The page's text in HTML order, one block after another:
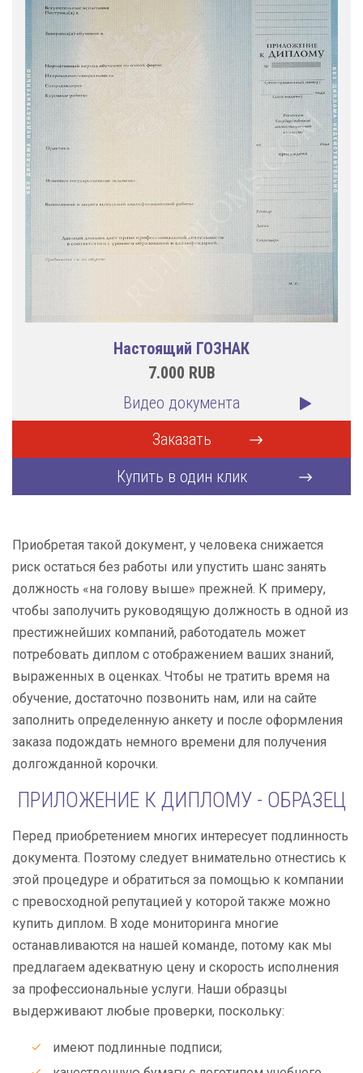
Настоящий ГОЗНАК
7.000 RUB
Видео документа
Заказать
Купить в один клик
Приобретая такой документ, у человека снижается
риск остаться без работы или упустить шанс занять
должность «на голову выше» прежней. К примеру,
чтобы заполучить руководящую должность в одной из
престижнейших компаний, работодатель может
потребовать диплом с отображением ваших знаний,
выраженных в оценках. Чтобы не тратить время на
обучение, достаточно позвонить нам, или на сайте
заполнить определенную анкету и после оформления
заказа подождать немного времени для получения
долгожданной корочки.
ПРИЛОЖЕНИЕ К ДИПЛОМУ - ОБРАЗЕЦ
Перед приобретением многих интересует подлинность
документа. Поэтому следует внимательно отнестись к
этой процедуре и обратиться за помощью к компании
с превосходной репутацией у которой также можно
купить диплом. В ходе мониторинга многие
останавливаются на нашей команде, потому как мы
предлагаем адекватную цену и скорость исполнения
за профессиональные услуги. Наши образцы
выдерживают любые проверки, поскольку:
имеют подлинные подписи;